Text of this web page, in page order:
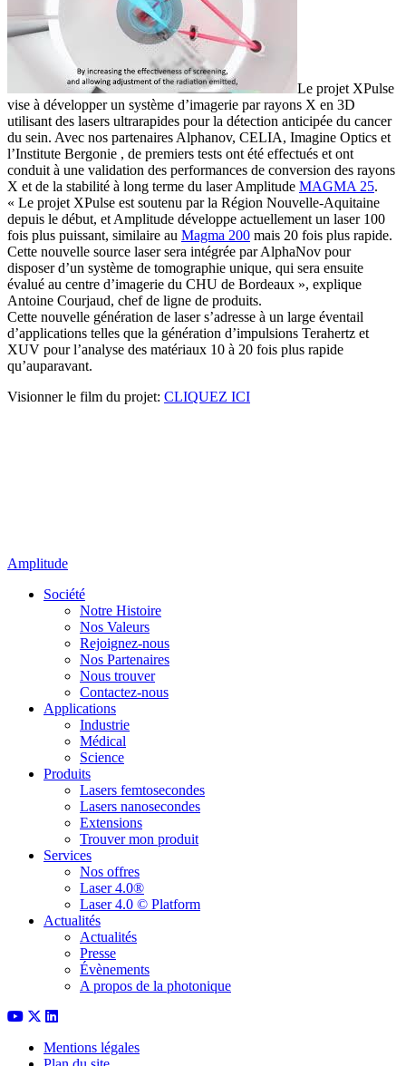
Le projet XPulse
vise à développer un système d’imagerie par rayons X en 3D
utilisant des lasers ultrarapides pour la détection anticipée du cancer
du sein. Avec nos partenaires Alphanov, CELIA, Imagine Optics et
l’Institute Bergonie , de premiers tests ont été effectués et ont
conduit à une validation des performances de conversion des rayons
X et de la stabilité à long terme du laser Amplitude MAGMA 25.
« Le projet XPulse est soutenu par la Région Nouvelle-Aquitaine
depuis le début, et Amplitude développe actuellement un laser 100
fois plus puissant, similaire au Magma 200 mais 20 fois plus rapide.
Cette nouvelle source laser sera intégrée par AlphaNov pour
disposer d’un système de tomographie unique, qui sera ensuite
évalué au centre d’imagerie du CHU de Bordeaux », explique
Antoine Courjaud, chef de ligne de produits.
Cette nouvelle génération de laser s’adresse à un large éventail
d’applications telles que la génération d’impulsions Terahertz et
XUV pour l’analyse des matériaux 10 à 20 fois plus rapide
qu’auparavant.
Visionner le film du projet: CLIQUEZ ICI
Amplitude
Société
Notre Histoire
Nos Valeurs
Rejoignez-nous
Nos Partenaires
Nous trouver
Contactez-nous
Applications
Industrie
Médical
Science
Produits
Lasers femtosecondes
Lasers nanosecondes
Extensions
Trouver mon produit
Services
Nos offres
Laser 4.0®
Laser 4.0 © Platform
Actualités
Actualités
Presse
Évènements
A propos de la photonique
Mentions légales